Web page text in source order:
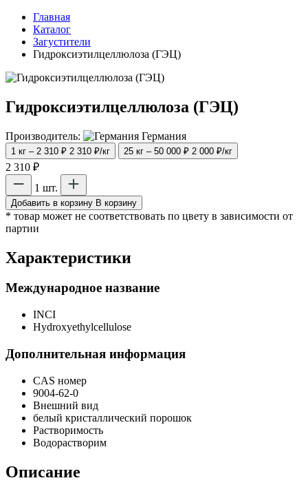
Главная
Каталог
Загустители
Гидроксиэтилцеллюлоза (ГЭЦ)
Гидроксиэтилцеллюлоза (ГЭЦ)
Производитель: Германия
1 кг – 2 310 ₽ 2 310 ₽/кг 25 кг – 50 000 ₽ 2 000 ₽/кг
2 310 ₽
1 шт.
Добавить в корзину В корзину
* товар может не соответствовать по цвету в зависимости от
партии
Характеристики
Международное название
INCI
Hydroxyethylcellulose
Дополнительная информация
CAS номер
9004-62-0
Внешний вид
белый кристаллический порошок
Растворимость
Водорастворим
Описание